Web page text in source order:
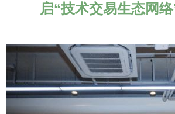
启“技术交易生态网